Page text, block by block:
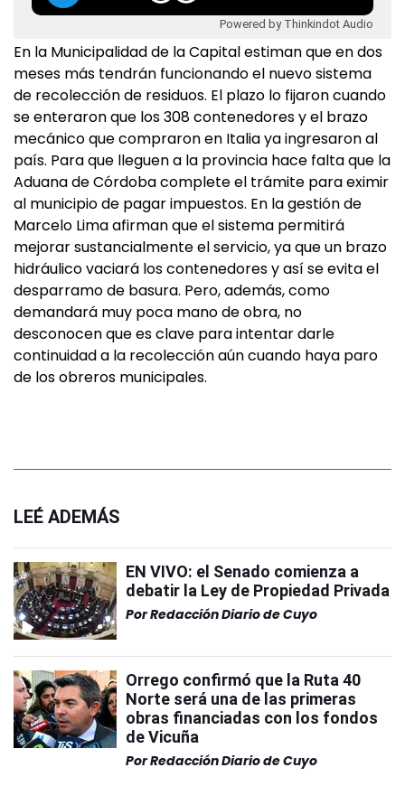
Powered by Thinkindot Audio
En la Municipalidad de la Capital estiman que en dos
meses más tendrán funcionando el nuevo sistema
de recolección de residuos. El plazo lo fijaron cuando
se enteraron que los 308 contenedores y el brazo
mecánico que compraron en Italia ya ingresaron al
país. Para que lleguen a la provincia hace falta que la
Aduana de Córdoba complete el trámite para eximir
al municipio de pagar impuestos. En la gestión de
Marcelo Lima afirman que el sistema permitirá
mejorar sustancialmente el servicio, ya que un brazo
hidráulico vaciará los contenedores y así se evita el
desparramo de basura. Pero, además, como
demandará muy poca mano de obra, no
desconocen que es clave para intentar darle
continuidad a la recolección aún cuando haya paro
de los obreros municipales.
LEÉ ADEMÁS
EN VIVO: el Senado comienza a
debatir la Ley de Propiedad Privada
PorRedacción Diario de Cuyo
Orrego confirmó que la Ruta 40
Norte será una de las primeras
obras financiadas con los fondos
de Vicuña
PorRedacción Diario de Cuyo